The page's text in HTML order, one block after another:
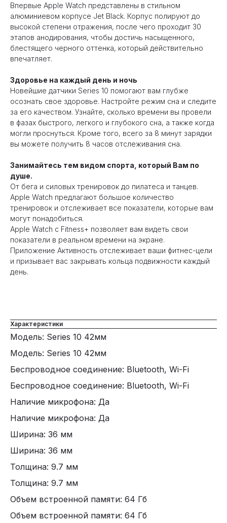
Впервые Apple Watch представлены в стильном
алюминиевом корпусе Jet Black. Корпус полируют до
высокой степени отражения, после чего проходит 30
этапов анодирования, чтобы достичь насыщенного,
блестящего черного оттенка, который действительно
впечатляет.
Здоровье на каждый день и ночь
Новейшие датчики Series 10 помогают вам глубже
осознать свое здоровье. Настройте режим сна и следите
за его качеством. Узнайте, сколько времени вы провели
в фазах быстрого, легкого и глубокого сна, а также когда
могли проснуться. Кроме того, всего за 8 минут зарядки
вы можете получить 8 часов отслеживания сна.
Занимайтесь тем видом спорта, который Вам по
душе.
От бега и силовых тренировок до пилатеса и танцев.
Apple Watch предлагают большое количество
тренировок и отслеживает все показатели, которые вам
могут понадобиться.
Apple Watch с Fitness+ позволяет вам видеть свои
показатели в реальном времени на экране.
Приложение Активность отслеживает ваши фитнес-цели
и призывает вас закрывать кольца подвижности каждый
день.
Характеристики
Модель: Series 10 42мм
Модель: Series 10 42мм
Беспроводное соединение: Bluetooth, Wi-Fi
Беспроводное соединение: Bluetooth, Wi-Fi
Наличие микрофона: Да
Наличие микрофона: Да
Ширина: 36 мм
Ширина: 36 мм
Толщина: 9.7 мм
Толщина: 9.7 мм
Объем встроенной памяти: 64 Гб
Объем встроенной памяти: 64 Гб